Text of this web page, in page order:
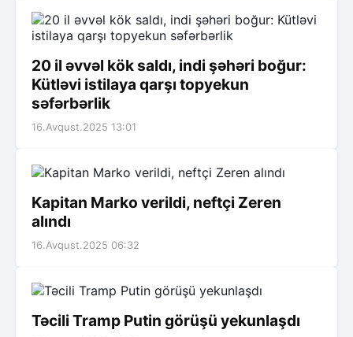
20 il əvvəl kök saldı, indi şəhəri boğur:
Kütləvi istilaya qarşı topyekun
səfərbərlik
16.Avqust.2025 13:01
Kapitan Marko verildi, neftçi Zeren
alındı
16.Avqust.2025 06:32
Təcili Tramp Putin görüşü yekunlaşdı